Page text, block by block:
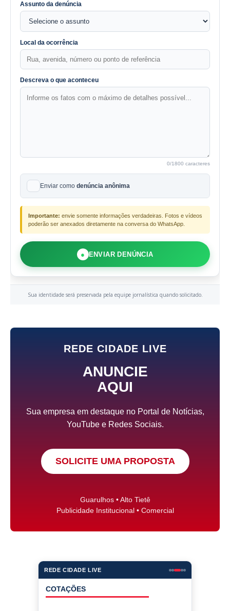
Assunto da denúncia
Local da ocorrência
Descreva o que aconteceu
0/1800 caracteres
Enviar como denúncia anônima
Importante: envie somente informações verdadeiras. Fotos e vídeos
poderão ser anexados diretamente na conversa do WhatsApp.
● ENVIAR DENÚNCIA
Sua identidade será preservada pela equipe jornalística quando solicitado.
REDE CIDADE LIVE
ANUNCIE
AQUI
Sua empresa em destaque no Portal de Notícias,
YouTube e Redes Sociais.
SOLICITE UMA PROPOSTA
Guarulhos • Alto Tietê
Publicidade Institucional • Comercial
REDE CIDADE LIVE
COTAÇÕES